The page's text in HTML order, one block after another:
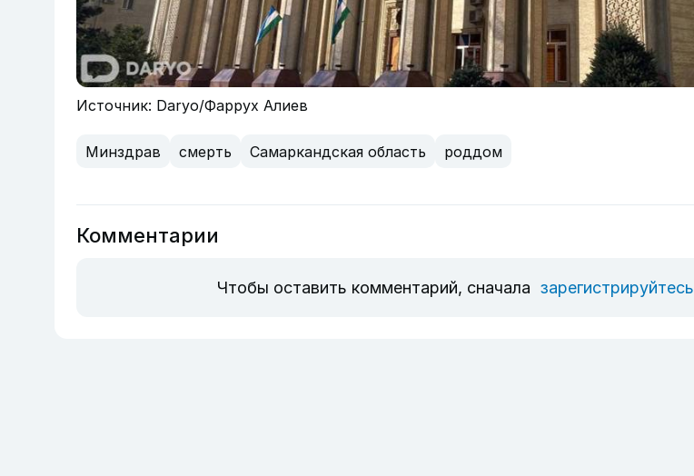
Источник: Daryo/Фаррух Алиев
Минздрав смерть Самаркандская область роддом
Комментарии
Чтобы оставить комментарий, сначала зарегистрируйтесь